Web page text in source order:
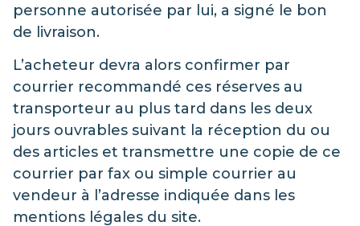
personne autorisée par lui, a signé le bon
de livraison.
L’acheteur devra alors confirmer par
courrier recommandé ces réserves au
transporteur au plus tard dans les deux
jours ouvrables suivant la réception du ou
des articles et transmettre une copie de ce
courrier par fax ou simple courrier au
vendeur à l’adresse indiquée dans les
mentions légales du site.